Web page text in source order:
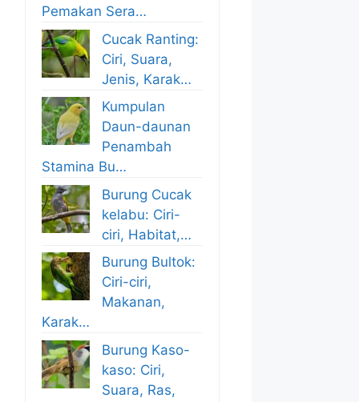
Pemakan Sera…
Cucak Ranting:
Ciri, Suara,
Jenis, Karak…
Kumpulan
Daun-daunan
Penambah
Stamina Bu…
Burung Cucak
kelabu: Ciri-
ciri, Habitat,…
Burung Bultok:
Ciri-ciri,
Makanan,
Karak…
Burung Kaso-
kaso: Ciri,
Suara, Ras,